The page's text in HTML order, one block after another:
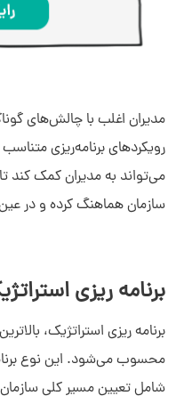
مدیران اغلب با چالش‌های
رویکردهای برنامه‌ریزی متناسب
می‌تواند به مدیران کمک کند
سازمان هماهنگ کرده و در
برنامه ریزی
برنامه ریزی استراتژیک،
محسوب می‌شود. این نوع
شامل تعیین مسیر کلی